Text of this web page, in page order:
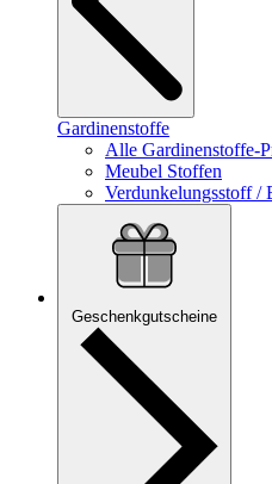
Gardinenstoffe
Alle Gardinenstoffe-
Meubel Stoffen
Verdunkelungsstoff /
Geschenkgutscheine